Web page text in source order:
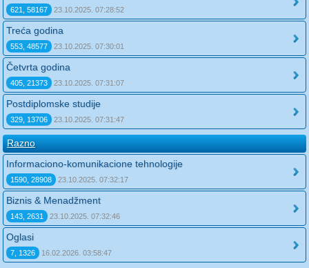
621, 58167 23.10.2025. 07:28:52
Treća godina
553, 48577 23.10.2025. 07:30:01
Četvrta godina
405, 21373 23.10.2025. 07:31:07
Postdiplomske studije
329, 13706 23.10.2025. 07:31:47
Razno
Informaciono-komunikacione tehnologije
1590, 28908 23.10.2025. 07:32:17
Biznis & Menadžment
143, 2631 23.10.2025. 07:32:46
Oglasi
7, 1326 16.02.2026. 03:58:47